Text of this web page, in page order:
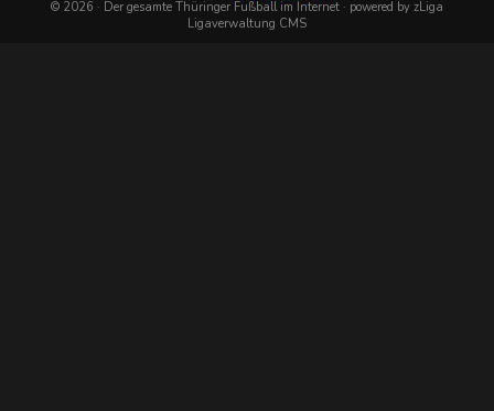
© 2026 · Der gesamte Thüringer Fußball im Internet · powered by zLiga
Ligaverwaltung CMS